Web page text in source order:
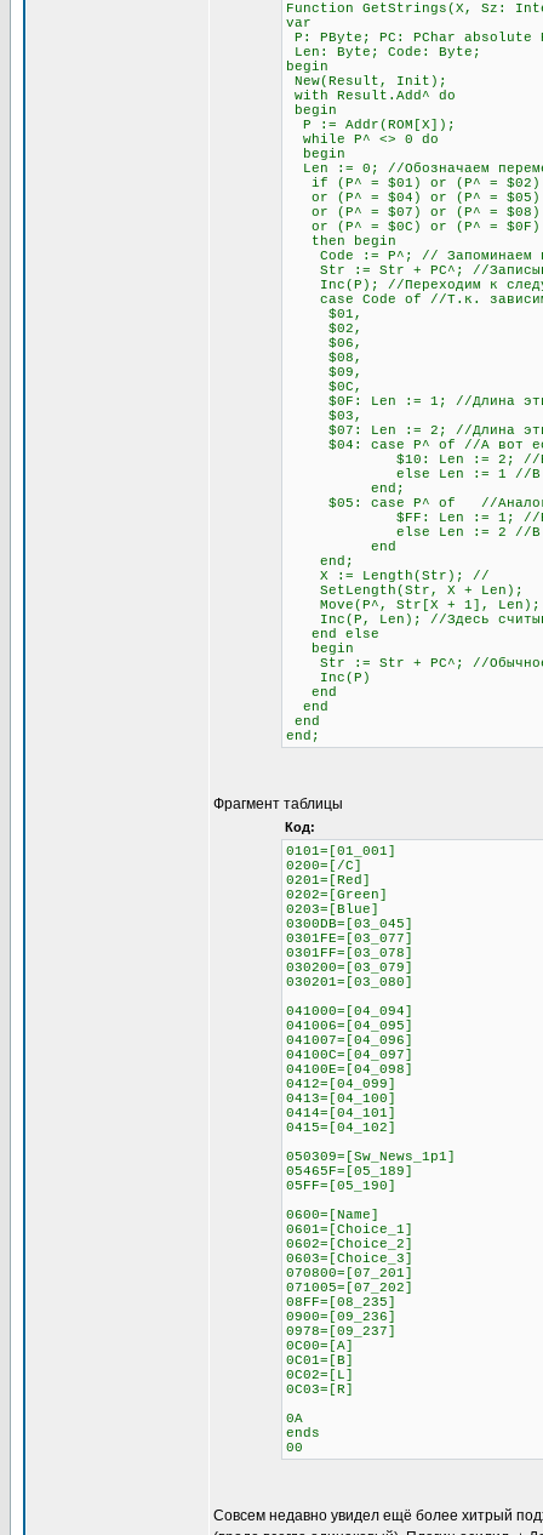
Function GetStrings(X, Sz:
var
P: PByte; PC: PChar absolute
Len: Byte; Code: Byte;
begin
New(Result, Init);
with Result.Add^ do
begin
P := Addr(ROM[X]);
while P^ <> 0 do
begin
Len := 0; //Обозначаем
if (P^ = $01) or (P^ = $02) or
or (P^ = $04) or (P^ = $05) or
or (P^ = $07) or (P^ = $08)
or (P^ = $0C) or (P^ = $0F)
then begin
Code := P^; // Запоминаем
Str := Str + PC^; //
Inc(P); //Переходим к
case Code of //Т.к.
$01,
$02,
$06,
$08,
$09,
$0C,
$0F: Len := 1; //Длина этих
$03,
$07: Len := 2; //Длина этих
$04: case P^ of //А вот если
$10: Len := 2; //Если
else Len := 1 //В любом
end;
$05: case P^ of //
$FF: Len := 1; //Если
else Len := 2 //В любом
end
end;
X := Length(Str); //
SetLength(Str, X +
Move(P^, Str[X + 1],
Inc(P, Len); //Здесь
end else
begin
Str := Str + PC^; //Обычное
Inc(P)
end
end
end
end;
Фрагмент таблицы
Код:
0101=[01_001]
0200=[/C]
0201=[Red]
0202=[Green]
0203=[Blue]
0300DB=[03_045]
0301FE=[03_077]
0301FF=[03_078]
030200=[03_079]
030201=[03_080]
041000=[04_094]
041006=[04_095]
041007=[04_096]
04100C=[04_097]
04100E=[04_098]
0412=[04_099]
0413=[04_100]
0414=[04_101]
0415=[04_102]
050309=[Sw_News_1p1]
05465F=[05_189]
05FF=[05_190]
0600=[Name]
0601=[Choice_1]
0602=[Choice_2]
0603=[Choice_3]
070800=[07_201]
071005=[07_202]
08FF=[08_235]
0900=[09_236]
0978=[09_237]
0C00=[A]
0C01=[B]
0C02=[L]
0C03=[R]
0A
ends
00
Совсем недавно увидел ещё более хитрый